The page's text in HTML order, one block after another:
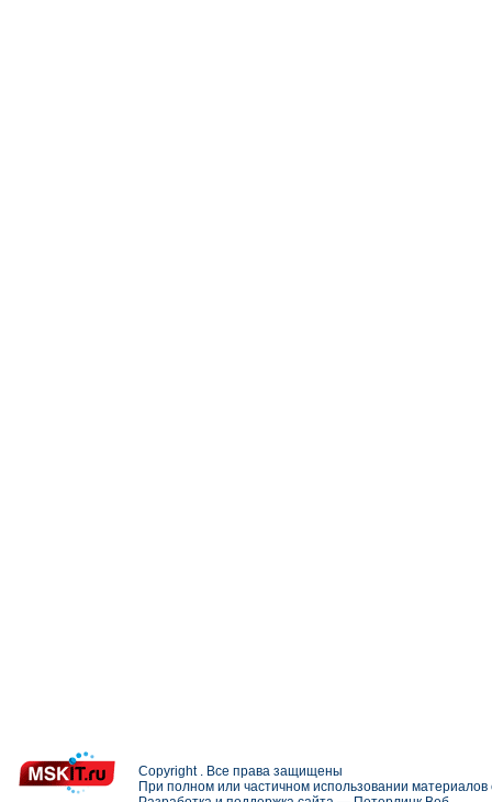
Copyright . Все права защищены
При полном или частичном использовании